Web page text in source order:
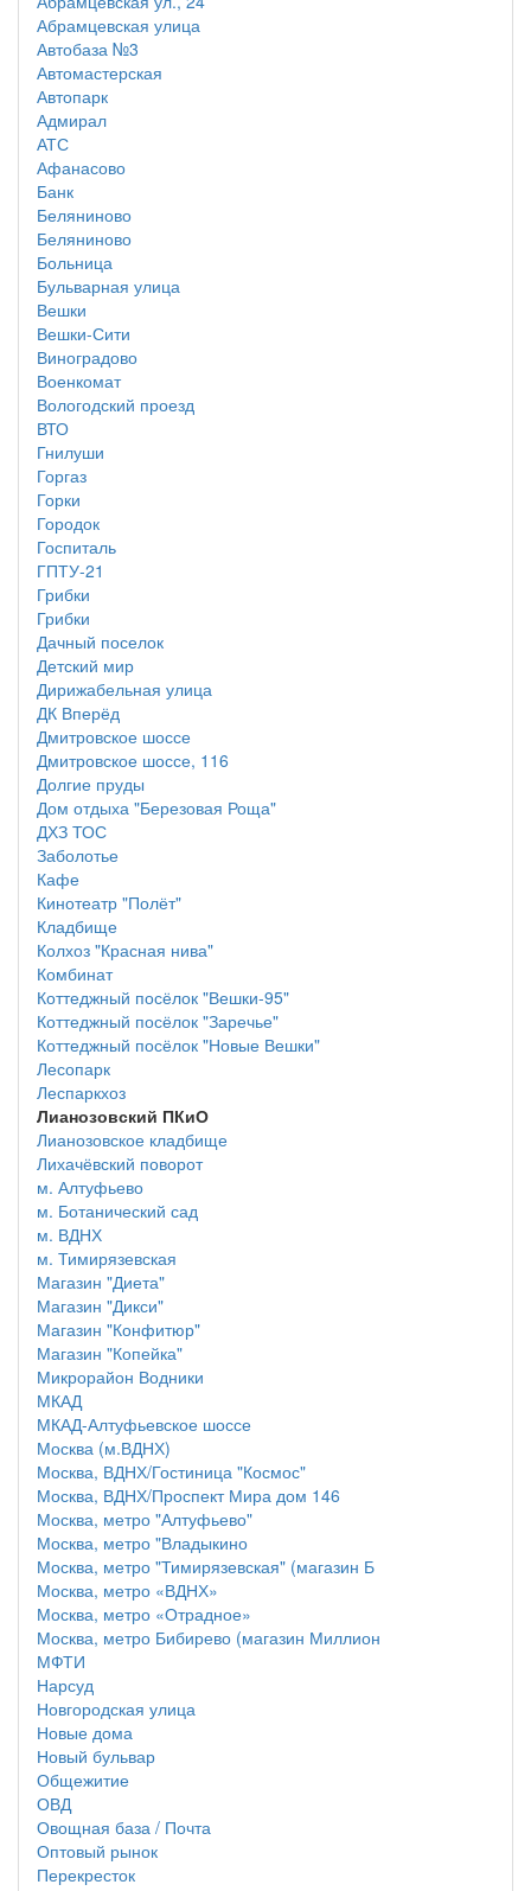
Абрамцевская улица
Автобаза №3
Автомастерская
Автопарк
Адмирал
АТС
Афанасово
Банк
Беляниново
Беляниново
Больница
Бульварная улица
Вешки
Вешки-Сити
Виноградово
Военкомат
Вологодский проезд
ВТО
Гнилуши
Горгаз
Горки
Городок
Госпиталь
ГПТУ-21
Грибки
Грибки
Дачный поселок
Детский мир
Дирижабельная улица
ДК Вперёд
Дмитровское шоссе
Дмитровское шоссе, 116
Долгие пруды
Дом отдыха "Березовая Роща"
ДХЗ ТОС
Заболотье
Кафе
Кинотеатр "Полёт"
Кладбище
Колхоз "Красная нива"
Комбинат
Коттеджный посёлок "Вешки-95"
Коттеджный посёлок "Заречье"
Коттеджный посёлок "Новые Вешки"
Лесопарк
Леспаркхоз
Лианозовский ПКиО
Лианозовское кладбище
Лихачёвский поворот
м. Алтуфьево
м. Ботанический сад
м. ВДНХ
м. Тимирязевская
Магазин "Диета"
Магазин "Дикси"
Магазин "Конфитюр"
Магазин "Копейка"
Микрорайон Водники
МКАД
МКАД-Алтуфьевское шоссе
Москва (м.ВДНХ)
Москва, ВДНХ/Гостиница "Космос"
Москва, ВДНХ/Проспект Мира дом 146
Москва, метро "Алтуфьево"
Москва, метро "Владыкино
Москва, метро "Тимирязевская" (магазин Б
Москва, метро «ВДНХ»
Москва, метро «Отрадное»
Москва, метро Бибирево (магазин Миллион
МФТИ
Нарсуд
Новгородская улица
Новые дома
Новый бульвар
Общежитие
ОВД
Овощная база / Почта
Оптовый рынок
Перекресток